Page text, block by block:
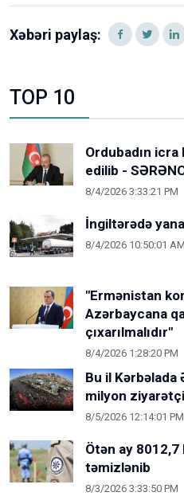
Xəbəri paylaş:
TOP 10
Ordubadın icra
edilib -
8/4/2026 3:33:21 PM
İngiltərədə
8/4/2026 10:50:01 AM
"Ermənistan
Azərbaycana
çıxarılmalıdır"
8/4/2026 1:28:20 PM
Bu il
milyon
8/5/2026 12:14:01 PM
Ötən ay
təmizlənib
8/3/2026 3:33:50 PM